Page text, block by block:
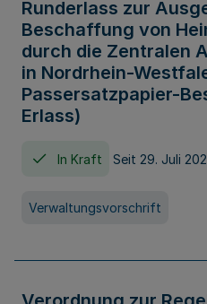
Runderlass zur
Beschaffung von
durch die Zentralen
in Nordrhein-
Passersatzpapier-
Erlass)
In Kraft Seit 29. Juli
Verwaltungsvorschrift